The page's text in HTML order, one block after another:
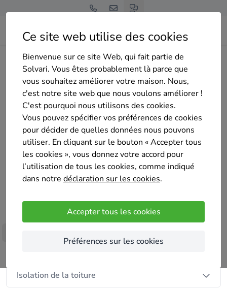
Ce site web utilise des cookies
Bienvenue sur ce site Web, qui fait partie de
Solvari. Vous êtes probablement là parce que
vous souhaitez améliorer votre maison. Nous,
c'est notre site web que nous voulons améliorer !
C'est pourquoi nous utilisons des cookies.
Vous pouvez spécifier vos préférences de cookies
pour décider de quelles données nous pouvons
utiliser. En cliquant sur le bouton « Accepter tous
les cookies », vous donnez votre accord pour
l’utilisation de tous les cookies, comme indiqué
dans notre déclaration sur les cookies.
Accepter tous les cookies
Préférences sur les cookies
Home Isolation de la toiture Hainaut La Louvière HM-ELEC
HM-ELEC
Pas encore d'évaluation
la louvière
Nous sommes compétent pour la réalisation de
nouvelles installations électriques, la mise en
conformités des installations existants, la réalisation
systèmes de caméra de surveillance.
Isolation de la toiture